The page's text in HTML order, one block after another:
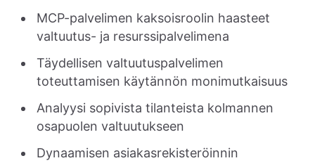
MCP-palvelimen kaksoisroolin haasteet
valtuutus- ja resurssipalvelimena
Täydellisen valtuutuspalvelimen
toteuttamisen käytännön monimutkaisuus
Analyysi sopivista tilanteista kolmannen
osapuolen valtuutukseen
Dynaamisen asiakasrekisteröinnin